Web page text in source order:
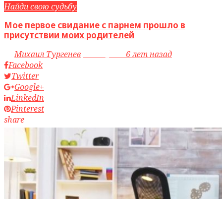
Найди свою судьбу
Мое первое свидание с парнем прошло в
присутствии моих родителей
byМихаил Тургенев
6 лет назад
Facebook
Twitter
Google+
LinkedIn
Pinterest
share